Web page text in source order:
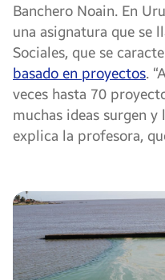
Banchero Noain. En
una asignatura que se
Sociales, que se
basado en proyectos.
veces hasta 70
muchas ideas surgen y
explica la profesora,